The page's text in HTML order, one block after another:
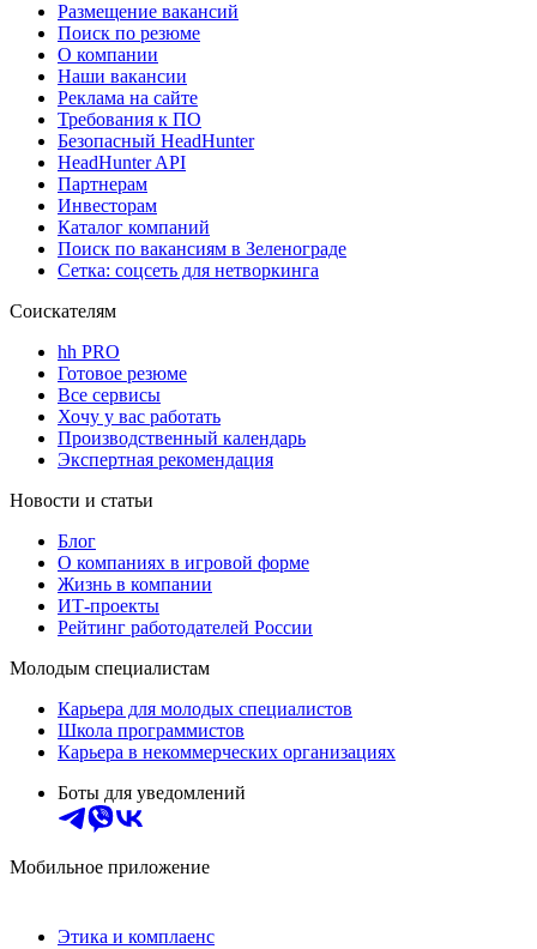
Размещение вакансий
Поиск по резюме
О компании
Наши вакансии
Реклама на сайте
Требования к ПО
Безопасный HeadHunter
HeadHunter API
Партнерам
Инвесторам
Каталог компаний
Поиск по вакансиям в Зеленограде
Сетка: соцсеть для нетворкинга
Соискателям
hh PRO
Готовое резюме
Все сервисы
Хочу у вас работать
Производственный календарь
Экспертная рекомендация
Новости и статьи
Блог
О компаниях в игровой форме
Жизнь в компании
ИТ-проекты
Рейтинг работодателей России
Молодым специалистам
Карьера для молодых специалистов
Школа программистов
Карьера в некоммерческих организациях
Боты для уведомлений
Мобильное приложение
Этика и комплаенс